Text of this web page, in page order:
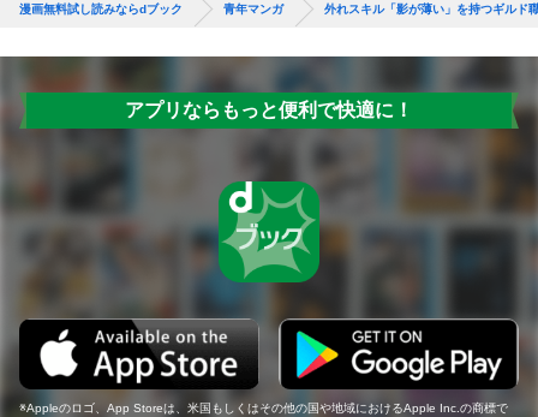
漫画無料試し読みならdブック 青年マンガ 外れスキル「影が薄い」を持つギルド
アプリならもっと便利で快適に！
Appleのロゴ、App Storeは、米国もしくはその他の国や地域におけるApple Inc.の商標で